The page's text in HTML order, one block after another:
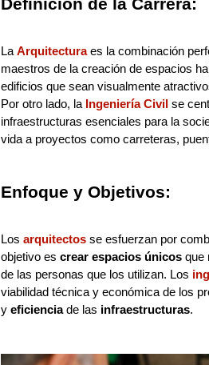
La Arquitecturaes la combinación
maestros de la creación de espacios
edificios que sean visualmente
Por otro lado, la Ingeniería Civil se
infraestructuras esenciales para la
vida a proyectos como carreteras,
Enfoque y Objetivos:
Los arquitectos se esfuerzan por
objetivo es crear espacios únicos que
de las personas que los utilizan. Los
viabilidad técnica y económica de los
y eficienciade las infraestructuras.